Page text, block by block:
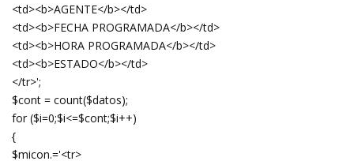
<td><b>AGENTE</b></td>
<td><b>FECHA PROGRAMADA</b></td>
<td><b>HORA PROGRAMADA</b></td>
<td><b>ESTADO</b></td>
</tr>';
$cont = count($datos);
for ($i=0;$i<=$cont;$i++)
{
$micon.='<tr>